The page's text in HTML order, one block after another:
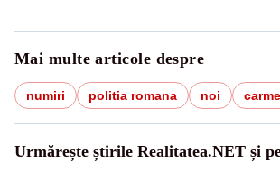
Mai multe articole despre
numiri politia romana noi
Urmărește știrile Realitatea.NET și